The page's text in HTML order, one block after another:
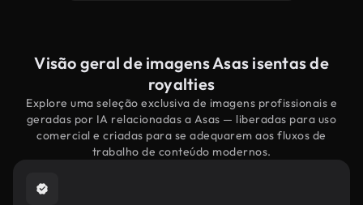
Visão geral de imagens Asas isentas de
royalties
Explore uma seleção exclusiva de imagens profissionais e
geradas por IA relacionadas a Asas — liberadas para uso
comercial e criadas para se adequarem aos fluxos de
trabalho de conteúdo modernos.